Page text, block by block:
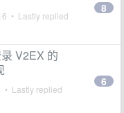
• Lastly replied
8
V2EX 的
• Lastly replied
6